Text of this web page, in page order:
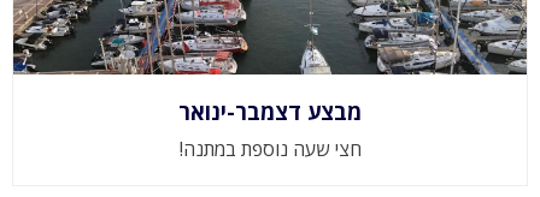
מבצע דצמבר-ינואר
חצי שעה נוספת במתנה!